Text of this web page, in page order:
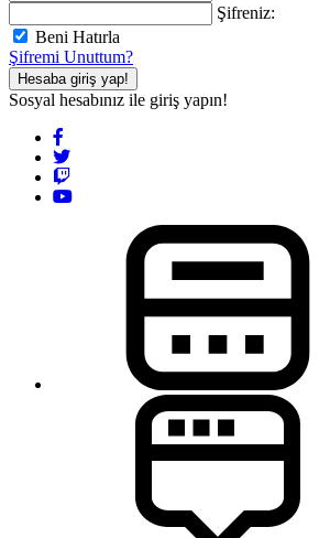
Şifreniz:
Beni Hatırla
Şifremi Unuttum?
Hesaba giriş yap!
Sosyal hesabınız ile giriş yapın!